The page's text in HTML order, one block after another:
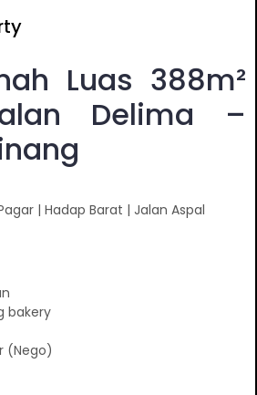
Luas 388m²
Delima –
| Hadap Barat | Jalan Aspal
bakery
(Nego)